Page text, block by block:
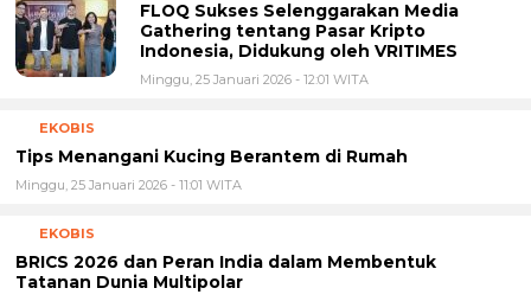
FLOQ Sukses Selenggarakan Media
Gathering tentang Pasar Kripto
Indonesia, Didukung oleh VRITIMES
Minggu, 25 Januari 2026 - 12:01 WITA
EKOBIS
Tips Menangani Kucing Berantem di Rumah
Minggu, 25 Januari 2026 - 11:01 WITA
EKOBIS
BRICS 2026 dan Peran India dalam Membentuk
Tatanan Dunia Multipolar